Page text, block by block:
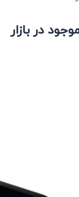
در بازار